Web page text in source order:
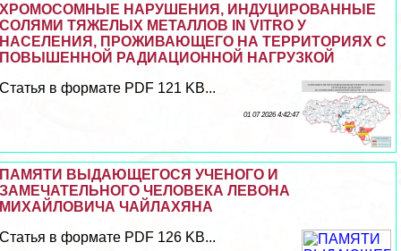
ХРОМОСОМНЫЕ НАРУШЕНИЯ, ИНДУЦИРОВАННЫЕ
СОЛЯМИ ТЯЖЕЛЫХ МЕТАЛЛОВ IN VITRO У
НАСЕЛЕНИЯ, ПРОЖИВАЮЩЕГО НА ТЕРРИТОРИЯХ С
ПОВЫШЕННОЙ РАДИАЦИОННОЙ НАГРУЗКОЙ
Статья в формате PDF 121 KB...
01 07 2026 4:42:47
ПАМЯТИ ВЫДАЮЩЕГОСЯ УЧЕНОГО И
ЗАМЕЧАТЕЛЬНОГО ЧЕЛОВЕКА ЛЕВОНА
МИХАЙЛОВИЧА ЧАЙЛАХЯНА
Статья в формате PDF 126 KB...